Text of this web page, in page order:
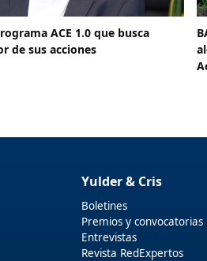
ACE 1.0 que busca
de sus acciones
Yulder & Cris
Boletines
Premios y convocatorias
Entrevistas
Revista RedExpertos